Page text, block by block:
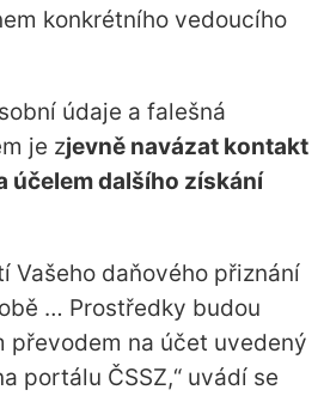
konkrétního vedoucího
údaje a falešná
je zjevně navázat kontakt
účelem dalšího získání
Vašeho daňového přiznání
… Prostředky budou
převodem na účet uvedený
portálu ČSSZ,“ uvádí se